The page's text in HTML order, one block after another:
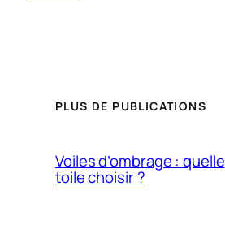
PLUS DE PUBLICATIONS
Voiles d’ombrage : quelle
toile choisir ?